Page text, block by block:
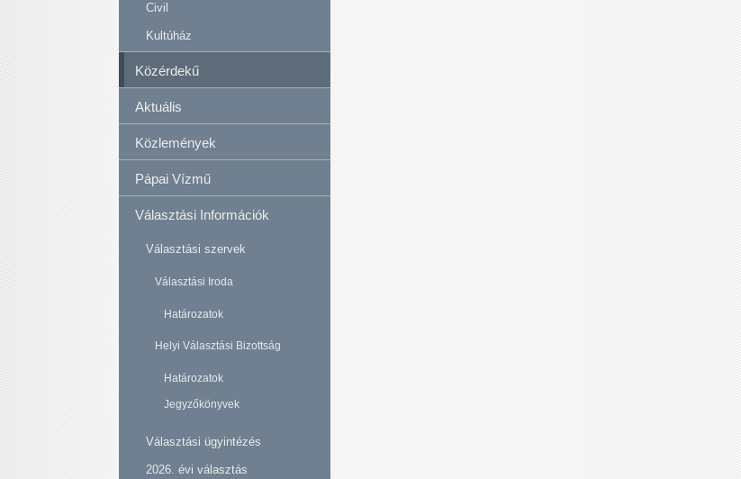
Civil
Kultúház
Közérdekű
Aktuális
Közlemények
Pápai Vízmű
Választási Információk
Választási szervek
Választási Iroda
Határozatok
Helyi Választási Bizottság
Határozatok
Jegyzőkönyvek
Választási ügyintézés
2026. évi választás